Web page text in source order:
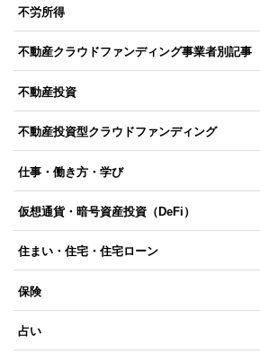
不労所得
不動産クラウドファンディング事業者別記事
不動産投資
不動産投資型クラウドファンディング
仕事・働き方・学び
仮想通貨・暗号資産投資（DeFi）
住まい・住宅・住宅ローン
保険
占い